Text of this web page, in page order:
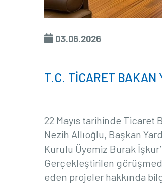
03.06.2026
T.C. TİCARET BAKAN
22 Mayıs tarihinde Ticaret
Nezih Allıoğlu, Başkan
Kurulu Üyemiz Burak
Gerçekleştirilen
eden projeler hakkında